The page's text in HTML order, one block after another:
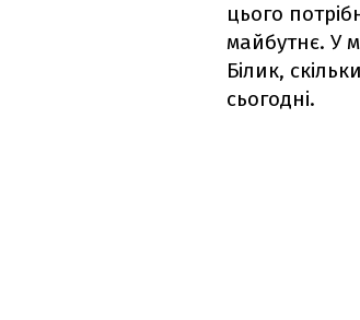
цього
майбутнє. У
Білик,
сьогодні.